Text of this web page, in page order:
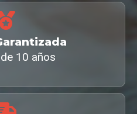
10 años